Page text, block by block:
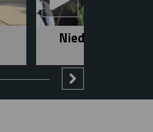
Niedziela w